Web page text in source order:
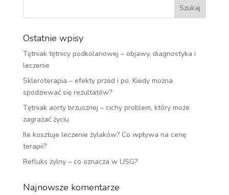
Ostatnie wpisy
Tętniak tętnicy podkolanowej – objawy, diagnostyka i
leczenie
Skleroterapia – efekty przed i po. Kiedy można
spodziewać się rezultatów?
Tętniak aorty brzusznej – cichy problem, który może
zagrażać życiu
Ile kosztuje leczenie żylaków? Co wpływa na cenę
terapii?
Refluks żylny – co oznacza w USG?
Najnowsze komentarze